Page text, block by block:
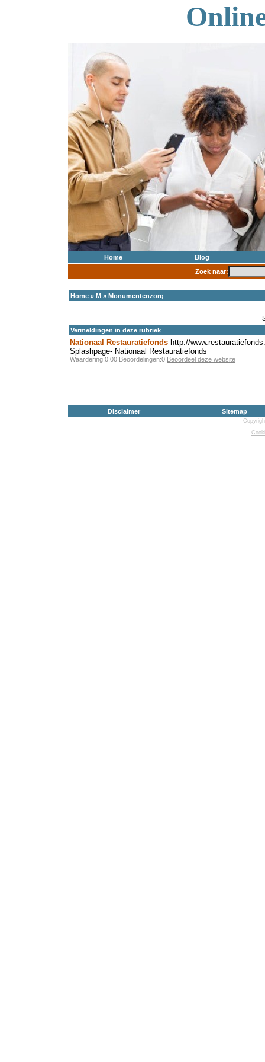
Home
Blog
Zoek naar:
Home » M » Monumentenzorg
Vermeldingen in deze rubriek
Nationaal Restauratiefonds http://
Splashpage- Nationaal Restauratiefonds
Waardering:0.00 Beoordelingen:0 Beoordeel deze website
Disclaimer Sitemap